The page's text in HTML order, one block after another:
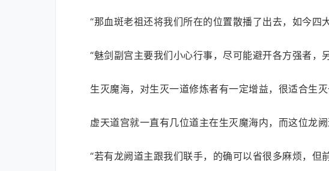
“那血斑老祖还将我们所在的位置散播了出去，如今
“魅剑副宫主要我们小心行事，尽可能避开各方强者，
生灭魔海，对生灭一道修炼者有一定增益，很适合生灭
虚天道宫就一直有几位道主在生灭魔海内，而这位龙
“若有龙阙道主跟我们联手，的确可以省很多麻烦，但